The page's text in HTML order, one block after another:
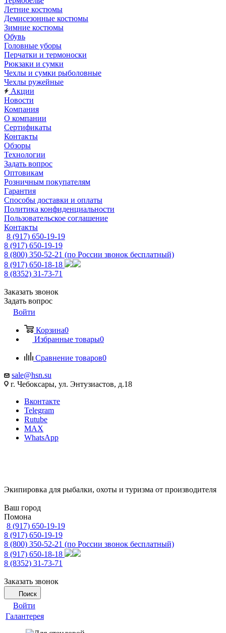
Летние костюмы
Демисезонные костюмы
Зимние костюмы
Обувь
Головные уборы
Перчатки и термоноски
Рюкзаки и сумки
Чехлы и сумки рыболовные
Чехлы ружейные
Акции
Новости
Компания
О компании
Сертификаты
Контакты
Обзоры
Технологии
Задать вопрос
Оптовикам
Розничным покупателям
Гарантия
Способы доставки и оплаты
Политика конфиденциальности
Пользовательское соглашение
Контакты
8 (917) 650-19-19
8 (917) 650-19-19
8 (800) 350-52-21 (по России звонок бесплатный)
8 (917) 650-18-18
8 (8352) 31-73-71
Заказать звонок
Задать вопрос
Войти
Корзина0
Избранные товары0
Сравнение товаров0
sale@hsn.su
г. Чебоксары, ул. Энтузиастов, д.18
Вконтакте
Telegram
Rutube
MAX
WhatsApp
Экипировка для рыбалки, охоты и туризма от производителя
Ваш город
Помона
8 (917) 650-19-19
8 (917) 650-19-19
8 (800) 350-52-21 (по России звонок бесплатный)
8 (917) 650-18-18
8 (8352) 31-73-71
Заказать звонок
Поиск
Войти
Галантерея